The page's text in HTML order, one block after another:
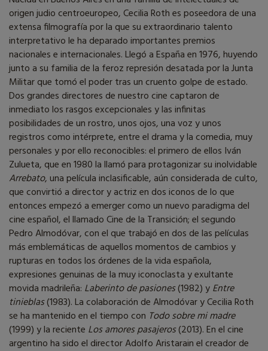
origen judio centroeuropeo, Cecilia Roth es poseedora de una
extensa filmografía por la que su extraordinario talento
interpretativo le ha deparado importantes premios
nacionales e internacionales. Llegó a España en 1976, huyendo
junto a su familia de la feroz represión desatada por la Junta
Militar que tomó el poder tras un cruento golpe de estado.
Dos grandes directores de nuestro cine captaron de
inmediato los rasgos excepcionales y las infinitas
posibilidades de un rostro, unos ojos, una voz y unos
registros como intérprete, entre el drama y la comedia, muy
personales y por ello reconocibles: el primero de ellos Iván
Zulueta, que en 1980 la llamó para protagonizar su inolvidable
Arrebato, una película inclasificable, aún considerada de culto,
que convirtió a director y actriz en dos iconos de lo que
entonces empezó a emerger como un nuevo paradigma del
cine español, el llamado Cine de la Transición; el segundo
Pedro Almodóvar, con el que trabajó en dos de las películas
más emblemáticas de aquellos momentos de cambios y
rupturas en todos los órdenes de la vida española,
expresiones genuinas de la muy iconoclasta y exultante
movida madrileña: Laberinto de pasiones(1982) yEntre
tinieblas(1983). La colaboración de Almodóvar y Cecilia Roth
se ha mantenido en el tiempo con Todo sobre mi madre
(1999) y la reciente Los amores pasajeros(2013). En el cine
argentino ha sido el director Adolfo Aristarain el creador de